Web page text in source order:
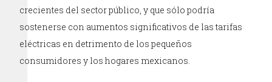
crecientes del sector público, y que sólo podría
sostenerse con aumentos significativos de las tarifas
eléctricas en detrimento de los pequeños
consumidores y los hogares mexicanos.